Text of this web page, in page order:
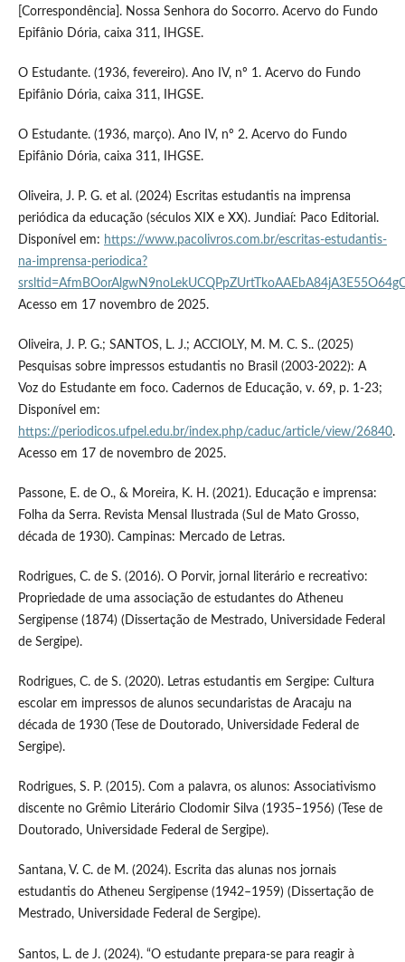
[Correspondência]. Nossa Senhora do Socorro. Acervo do Fundo
Epifânio Dória, caixa 311, IHGSE.
O Estudante. (1936, fevereiro). Ano IV, nº 1. Acervo do Fundo
Epifânio Dória, caixa 311, IHGSE.
O Estudante. (1936, março). Ano IV, nº 2. Acervo do Fundo
Epifânio Dória, caixa 311, IHGSE.
Oliveira, J. P. G. et al. (2024) Escritas estudantis na imprensa
periódica da educação (séculos XIX e XX). Jundiaí: Paco Editorial.
Disponível em: https://www.pacolivros.com.br/escritas-estudantis-
na-imprensa-periodica?
Acesso em 17 novembro de 2025.
Oliveira, J. P. G.; SANTOS, L. J.; ACCIOLY, M. M. C. S.. (2025)
Pesquisas sobre impressos estudantis no Brasil (2003-2022): A
Voz do Estudante em foco. Cadernos de Educação, v. 69, p. 1-23;
Disponível em:
https://periodicos.ufpel.edu.br/index.php/caduc/article/view/26840.
Acesso em 17 de novembro de 2025.
Passone, E. de O., & Moreira, K. H. (2021). Educação e imprensa:
Folha da Serra. Revista Mensal Ilustrada (Sul de Mato Grosso,
década de 1930). Campinas: Mercado de Letras.
Rodrigues, C. de S. (2016). O Porvir, jornal literário e recreativo:
Propriedade de uma associação de estudantes do Atheneu
Sergipense (1874) (Dissertação de Mestrado, Universidade Federal
de Sergipe).
Rodrigues, C. de S. (2020). Letras estudantis em Sergipe: Cultura
escolar em impressos de alunos secundaristas de Aracaju na
década de 1930 (Tese de Doutorado, Universidade Federal de
Sergipe).
Rodrigues, S. P. (2015). Com a palavra, os alunos: Associativismo
discente no Grêmio Literário Clodomir Silva (1935–1956) (Tese de
Doutorado, Universidade Federal de Sergipe).
Santana, V. C. de M. (2024). Escrita das alunas nos jornais
estudantis do Atheneu Sergipense (1942–1959) (Dissertação de
Mestrado, Universidade Federal de Sergipe).
Santos, L. de J. (2024). “O estudante prepara-se para reagir à